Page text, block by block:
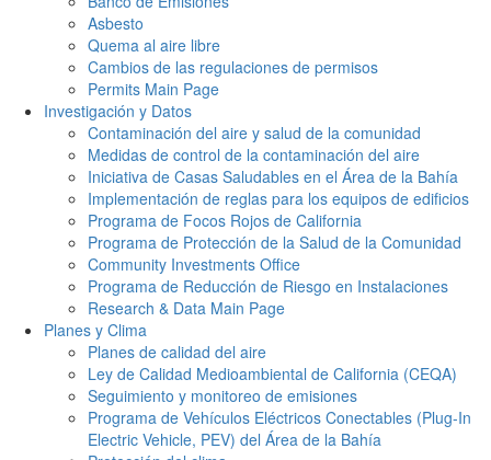
Asbesto
Quema al aire libre
Cambios de las regulaciones de permisos
Permits Main Page
Investigación y Datos
Contaminación del aire y salud de la comunidad
Medidas de control de la contaminación del aire
Iniciativa de Casas Saludables en el Área de la Bahía
Implementación de reglas para los equipos de edificios
Programa de Focos Rojos de California
Programa de Protección de la Salud de la Comunidad
Community Investments Office
Programa de Reducción de Riesgo en Instalaciones
Research & Data Main Page
Planes y Clima
Planes de calidad del aire
Ley de Calidad Medioambiental de California (CEQA)
Seguimiento y monitoreo de emisiones
Programa de Vehículos Eléctricos Conectables (Plug-In
Electric Vehicle, PEV) del Área de la Bahía